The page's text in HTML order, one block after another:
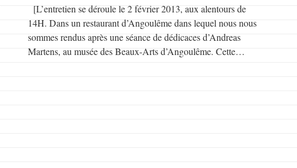
[L’entretien se déroule le 2 février 2013, aux alentours de
14H. Dans un restaurant d’Angoulême dans lequel nous nous
sommes rendus après une séance de dédicaces d’Andreas
Martens, au musée des Beaux-Arts d’Angoulême. Cette…